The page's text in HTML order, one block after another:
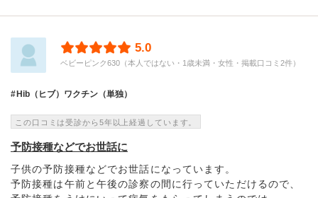
5.0
ベビーピンク630（本人ではない・1歳未満・女性・掲載口コミ2件）
Hib（ヒブ）ワクチン（単独）
この口コミは受診から5年以上経過しています。
予防接種などでお世話に
子供の予防接種などでお世話になっています。
予防接種は午前と午後の診察の間に行っていただけるので、